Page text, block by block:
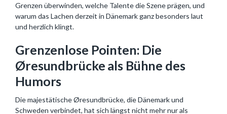
Grenzen überwinden, welche Talente die Szene prägen, und
warum das Lachen derzeit in Dänemark ganz besonders laut
und herzlich klingt.
Grenzenlose Pointen: Die
Øresundbrücke als Bühne des
Humors
Die majestätische Øresundbrücke, die Dänemark und
Schweden verbindet, hat sich längst nicht mehr nur als